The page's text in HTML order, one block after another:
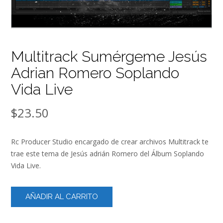
Multitrack Sumérgeme Jesús
Adrian Romero Soplando
Vida Live
$23.50
Rc Producer Studio encargado de crear archivos Multitrack te
trae este tema de Jesús adrián Romero del Álbum Soplando
Vida Live.
Multitrack
Sumérgeme
AÑADIR AL CARRITO